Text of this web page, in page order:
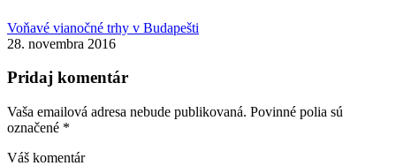
Voňavé vianočné trhy v Budapešti
28. novembra 2016
Pridaj komentár
Vaša emailová adresa nebude publikovaná. Povinné polia sú
označené *
Váš komentár